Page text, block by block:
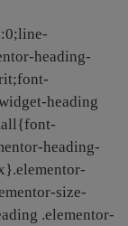
heading-
heading
heading-
size-
.elementor-